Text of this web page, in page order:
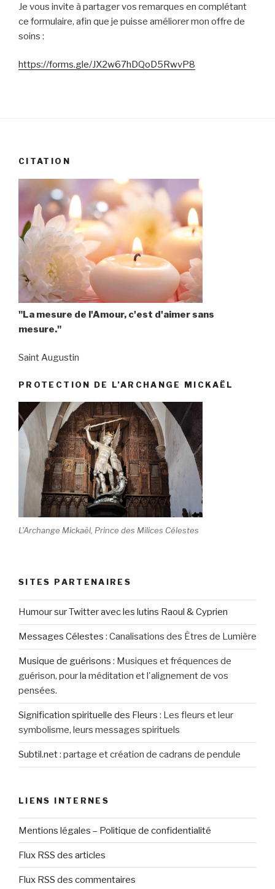
Je vous invite à partager vos remarques en complétant
ce formulaire, afin que je puisse améliorer mon offre de
soins :
https://forms.gle/JX2w67hDQoD5RwvP8
CITATION
"La mesure de l'Amour, c'est d'aimer sans
mesure."
Saint Augustin
PROTECTION DE L’ARCHANGE MICKAËL
L'Archange Mickaël, Prince des Milices Célestes
SITES PARTENAIRES
Humour sur Twitter avec les lutins Raoul & Cyprien
Messages Célestes : Canalisations des Êtres de Lumière
Musique de guérisons : Musiques et fréquences de
guérison, pour la méditation et l'alignement de vos
pensées.
Signification spirituelle des Fleurs : Les fleurs et leur
symbolisme, leurs messages spirituels
Subtil.net: partage et création de cadrans de pendule
LIENS INTERNES
Mentions légales – Politique de confidentialité
Flux RSS des articles
Flux RSS des commentaires